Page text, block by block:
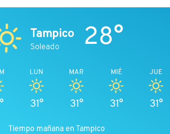
Tampico
Soleado 28°
LUN
31°
MAR
31°
MIÉ
31°
JUE
31°
Tiempo mañana en Tampico